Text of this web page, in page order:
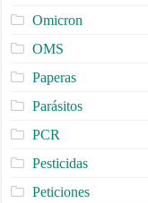
Omicron
OMS
Paperas
Parásitos
PCR
Pesticidas
Peticiones